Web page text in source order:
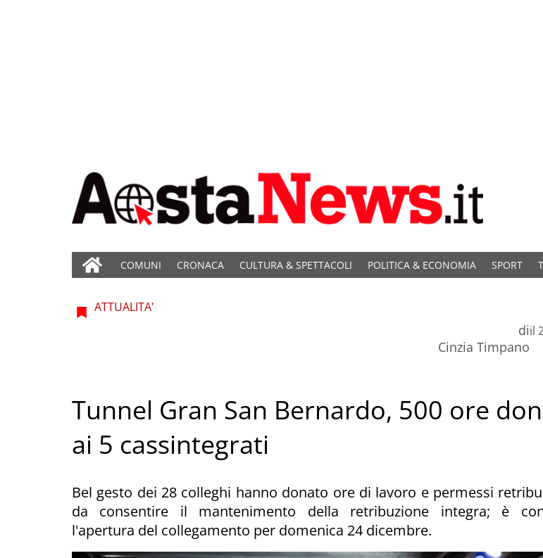
COMUNI CRONACA CULTURA & SPETTACOLI POLITICA & ECONOMIA SPORT
ATTUALITA'
di
Cinzia Timpano
il
Tunnel Gran San Bernardo, 500 ore
ai 5 cassintegrati
Bel gesto dei 28 colleghi hanno donato ore di lavoro e permessi
da consentire il mantenimento della retribuzione integra; è
l'apertura del collegamento per domenica 24 dicembre.